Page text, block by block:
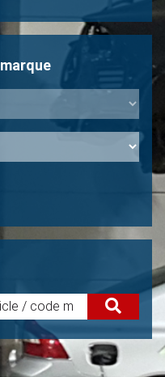
Non trouvée?